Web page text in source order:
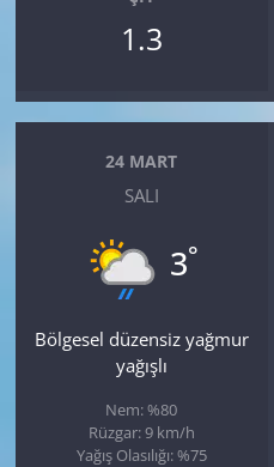
1.3
24 MART
SALI
3°
Bölgesel düzensiz yağmur
yağışlı
Nem: %80
Rüzgar: 9 km/h
Yağış Olasılığı: %75